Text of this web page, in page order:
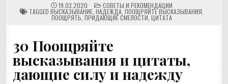
19.03.2020 POSTED
IN
СОВЕТЫ И РЕКОМЕНДАЦИИ
TAGGED ВЫСКАЗЫВАНИЕ, НАДЕЖДА, ПООЩРЯЙТЕ ВЫСКАЗЫВАНИЯ
ПООЩРЯТЬ ПРИДАЮЩИЕ СМЕЛОСТИ ЦИТАТА
30 Поощряйте
высказывания и цитаты,
дающие силу и надежду